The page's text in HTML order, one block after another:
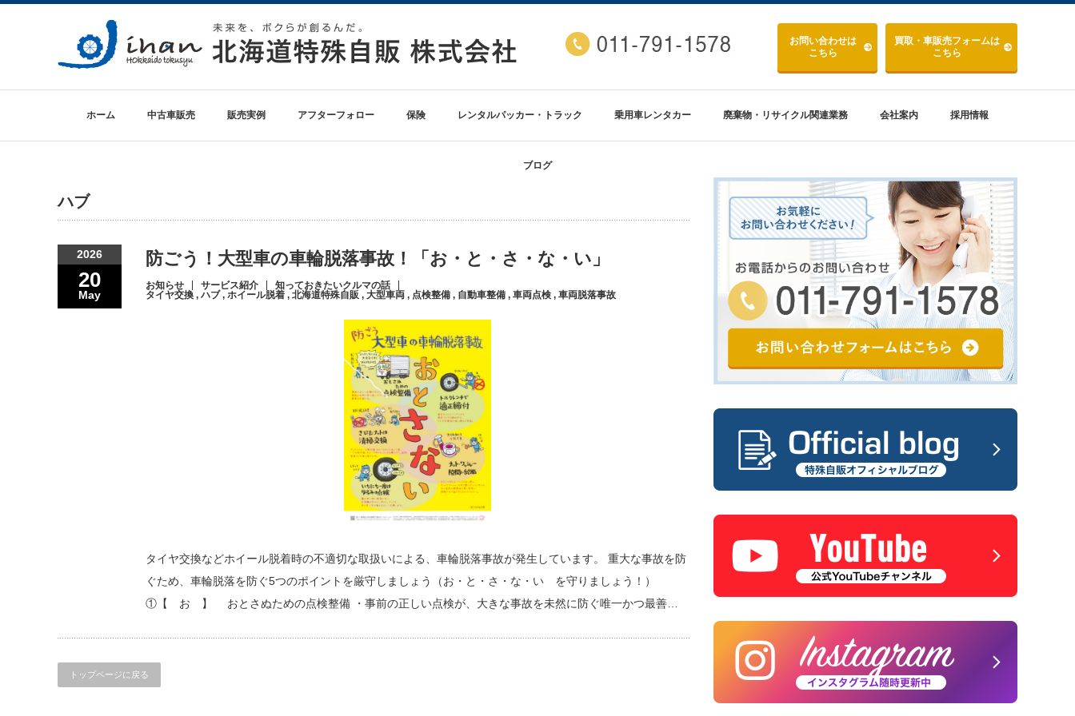
お問い合わせは
こちら
買取・車販売フォームは
こちら
ホーム 中古車販売 販売実例 アフターフォロー 保険 レンタルパッカー・トラック 乗用車レンタカー 廃棄物・リサイクル関連業務 会社案内 採用情報
ブログ
ハブ
2026
20
May
防ごう！大型車の車輪脱落事故！「お・と・さ・な・い」
お知らせ サービス紹介
知っておきたいクルマの話
タイヤ交換 , ハブ, ホイール脱着 , 北海道特殊自販 , 大型車両 , 点検整備 , 自動車整備 , 車両点検 , 車両脱落事故
タイヤ交換などホイール脱着時の不適切な取扱いによる、車輪脱落事故が発生しています。 重大な事故を防
ぐため、車輪脱落を防ぐ5つのポイントを厳守しましょう（お・と・さ・な・い を守りましょう！）
①【 お 】 おとさぬための点検整備 ・事前の正しい点検が、大きな事故を未然に防ぐ唯一かつ最善…
トップページに戻る